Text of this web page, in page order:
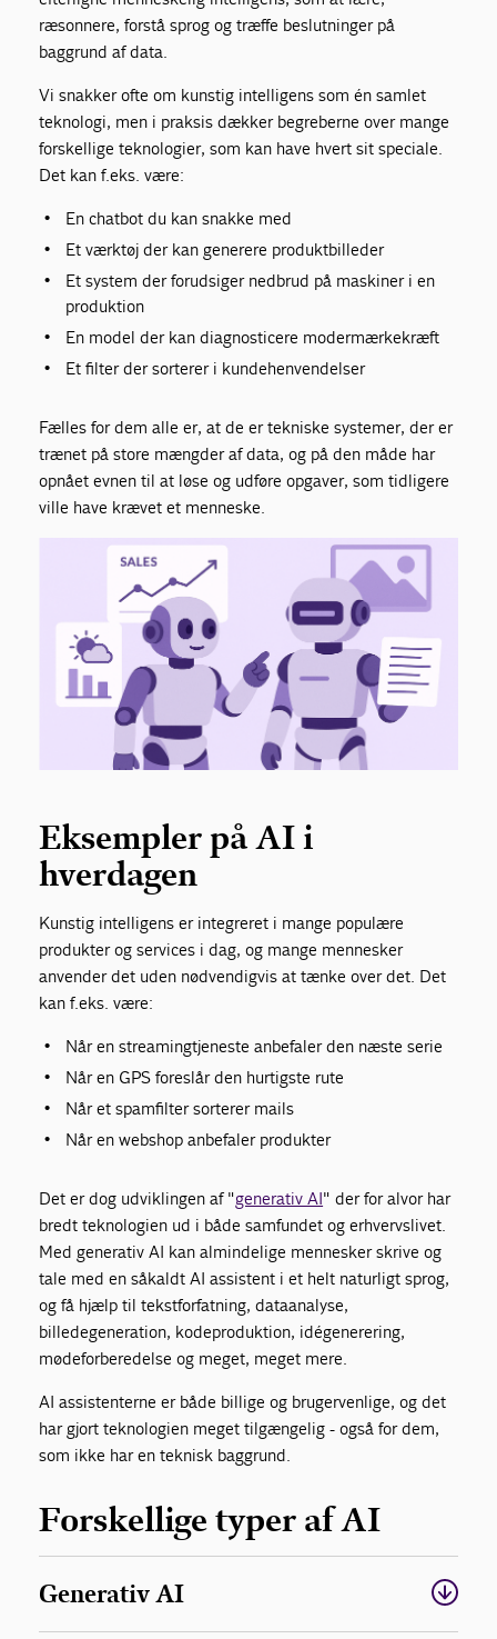
ræsonnere, forstå sprog og træffe beslutninger på
baggrund af data.
Vi snakker ofte om kunstig intelligens som én samlet
teknologi, men i praksis dækker begreberne over mange
forskellige teknologier, som kan have hvert sit speciale.
Det kan f.eks. være:
En chatbot du kan snakke med
Et værktøj der kan generere produktbilleder
Et system der forudsiger nedbrud på maskiner i en
produktion
En model der kan diagnosticere modermærkekræft
Et filter der sorterer i kundehenvendelser
Fælles for dem alle er, at de er tekniske systemer, der er
trænet på store mængder af data, og på den måde har
opnået evnen til at løse og udføre opgaver, som tidligere
ville have krævet et menneske.
Eksempler på AI i
hverdagen
Kunstig intelligens er integreret i mange populære
produkter og services i dag, og mange mennesker
anvender det uden nødvendigvis at tænke over det. Det
kan f.eks. være:
Når en streamingtjeneste anbefaler den næste serie
Når en GPS foreslår den hurtigste rute
Når et spamfilter sorterer mails
Når en webshop anbefaler produkter
Det er dog udviklingen af "generativ AI" der for alvor har
bredt teknologien ud i både samfundet og erhvervslivet.
Med generativ AI kan almindelige mennesker skrive og
tale med en såkaldt AI assistent i et helt naturligt sprog,
og få hjælp til tekstforfatning, dataanalyse,
billedegeneration, kodeproduktion, idégenerering,
mødeforberedelse og meget, meget mere.
AI assistenterne er både billige og brugervenlige, og det
har gjort teknologien meget tilgængelig - også for dem,
som ikke har en teknisk baggrund.
Forskellige typer af AI
Generativ AI